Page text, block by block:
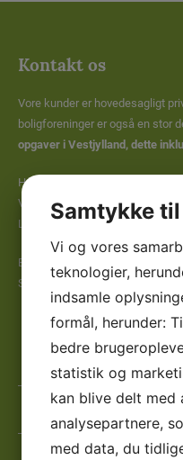
Kontakt os
Vore kunder er hovedesagligt
boligforeninger er også en stor
opgaver i Vestjylland, dette
Holstebro, Struer, Vinderup,
Vemb, Ulfborg, Videbæk, Sunds,
Lemvig.
Er du i tvivl om vi dækker dit
Så
ring28 23 63 89
Telefon
Samtykke
Vi og vores
teknologier,
indsamle
formål, herunder:
bedre
statistik og
kan blive delt med
analysepartnere,
med data, du